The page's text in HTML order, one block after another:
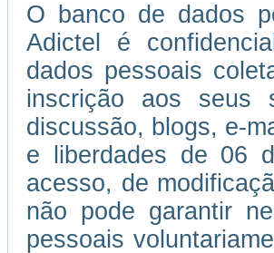
O banco de dados
Adictel é
dados pessoais
inscrição aos seus
discussão, blogs, e-
e liberdades de 06
acesso, de
não pode garantir
pessoais